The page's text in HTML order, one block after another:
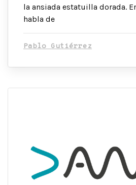
la ansiada estatuilla dorada.
habla de
Pablo Gutiérrez